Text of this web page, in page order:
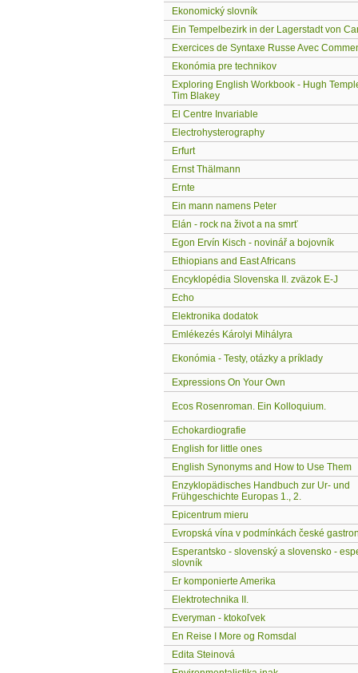
Ekonomický slovník
Ein Tempelbezirk in der Lagerstadt von
Exercices de Syntaxe Russe Avec
Ekonómia pre technikov
Exploring English Workbook - Hugh
Tim Blakey
El Centre Invariable
Electrohysterography
Erfurt
Ernst Thälmann
Ernte
Ein mann namens Peter
Elán - rock na život a na smrť
Egon Ervín Kisch - novinář a bojovník
Ethiopians and East Africans
Encyklopédia Slovenska II. zväzok E-J
Echo
Elektronika dodatok
Emlékezés Károlyi Mihályra
Ekonómia - Testy, otázky a príklady
Expressions On Your Own
Ecos Rosenroman. Ein Kolloquium.
Echokardiografie
English for little ones
English Synonyms and How to Use Them
Enzyklopädisches Handbuch zur Ur- und
Frühgeschichte Europas 1., 2.
Epicentrum mieru
Evropská vína v podmínkách české
Esperantsko - slovenský a slovensko -
slovník
Er komponierte Amerika
Elektrotechnika II.
Everyman - ktokoľvek
En Reise I More og Romsdal
Edita Steinová